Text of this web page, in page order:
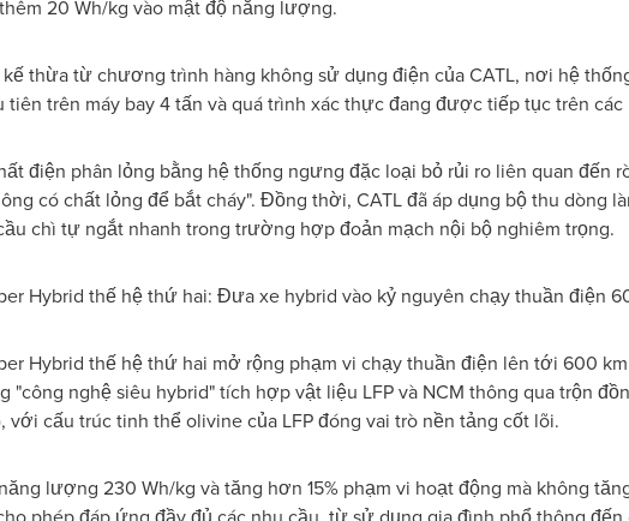
20 Wh/kg vào mật độ năng lượng.
thừa từ chương trình hàng không sử dụng điện của CATL, nơi hệ
tiên trên máy bay 4 tấn và quá trình xác thực đang được tiếp tục trên các
điện phân lỏng bằng hệ thống ngưng đặc loại bỏ rủi ro liên quan đến
có chất lỏng để bắt cháy". Đồng thời, CATL đã áp dụng bộ thu dòng
chì tự ngắt nhanh trong trường hợp đoản mạch nội bộ nghiêm trọng.
Hybrid thế hệ thứ hai: Đưa xe hybrid vào kỷ nguyên chạy thuần điện
Hybrid thế hệ thứ hai mở rộng phạm vi chạy thuần điện lên tới 600
"công nghệ siêu hybrid" tích hợp vật liệu LFP và NCM thông qua trộn
với cấu trúc tinh thể olivine của LFP đóng vai trò nền tảng cốt lõi.
lượng 230 Wh/kg và tăng hơn 15% phạm vi hoạt động mà không